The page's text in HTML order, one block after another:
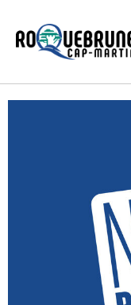
Aller à la